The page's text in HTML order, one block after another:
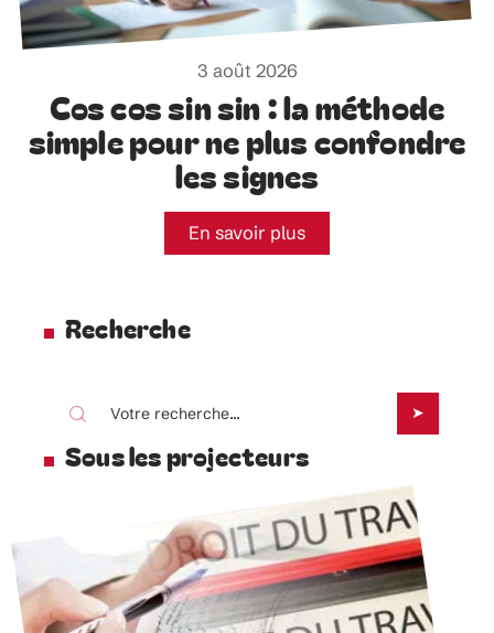
3 août 2026
Cos cos sin sin : la méthode
simple pour ne plus confondre
les signes
En savoir plus
Recherche
Sous les projecteurs